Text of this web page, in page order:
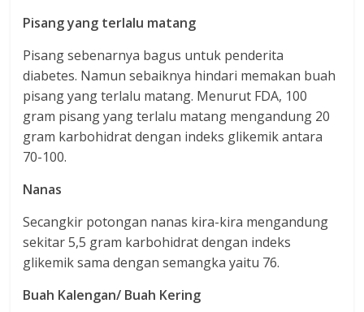
Pisang yang terlalu matang
Pisang sebenarnya bagus untuk penderita
diabetes. Namun sebaiknya hindari memakan buah
pisang yang terlalu matang. Menurut FDA, 100
gram pisang yang terlalu matang mengandung 20
gram karbohidrat dengan indeks glikemik antara
70-100.
Nanas
Secangkir potongan nanas kira-kira mengandung
sekitar 5,5 gram karbohidrat dengan indeks
glikemik sama dengan semangka yaitu 76.
Buah Kalengan/ Buah Kering